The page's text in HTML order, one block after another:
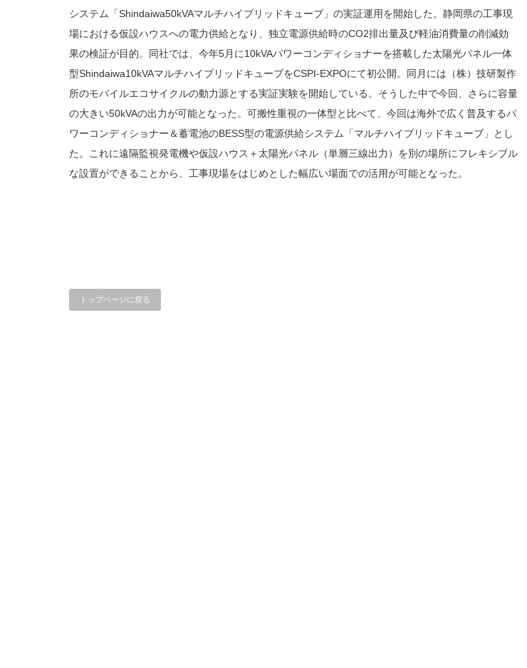
システム「Shindaiwa50kVAマルチハイブリッドキューブ」の実証運用を開始した。静岡県の工事現
場における仮設ハウスへの電力供給となり、独立電源供給時のCO2排出量及び軽油消費量の削減効
果の検証が目的。同社では、今年5月に10kVAパワーコンディショナーを搭載した太陽光パネル一体
型Shindaiwa10kVAマルチハイブリッドキューブをCSPI-EXPOにて初公開。同月には（株）技研製作
所のモバイルエコサイクルの動力源とする実証実験を開始している。そうした中で今回、さらに容量
の大きい50kVAの出力が可能となった。可搬性重視の一体型と比べて、今回は海外で広く普及するパ
ワーコンディショナー＆蓄電池のBESS型の電源供給システム「マルチハイブリッドキューブ」とし
た。これに遠隔監視発電機や仮設ハウス＋太陽光パネル（単層三線出力）を別の場所にフレキシブル
な設置ができることから、工事現場をはじめとした幅広い場面での活用が可能となった。
トップページに戻る